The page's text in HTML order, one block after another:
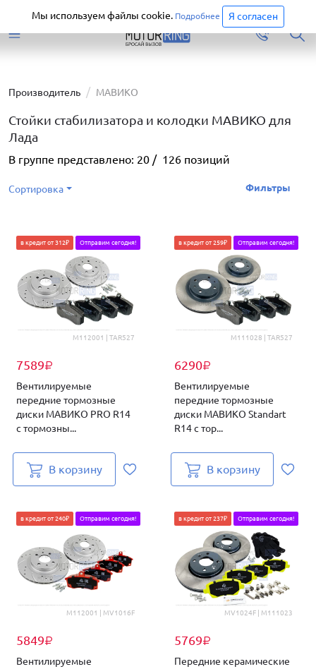
Перейти
Производитель МАВИКО
Стойки стабилизатора и колодки МАВИКО для
Лада
В группе представлено: 20 / 126 позиций
Сортировка Фильтры
M112001 | TAR527
7589₽
в кредит от 312₽ Отправим сегодня!
Вентилируемые
передние тормозные
диски МАВИКО PRO R14
с тормозны...
В корзину
M111028 | TAR527
6290₽
в кредит от 259₽ Отправим сегодня!
Вентилируемые
передние тормозные
диски МАВИКО Standart
R14 с тор...
В корзину
M112001 | MV1016F
5849₽
в кредит от 240₽ Отправим сегодня!
Вентилируемые
MV1024F | M111023
5769₽
в кредит от 237₽ Отправим сегодня!
Передние керамические
Мы используем файлы cookie. Подробнее Я согласен